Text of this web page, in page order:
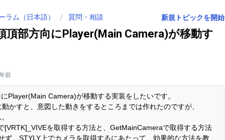
新規トピックを開始
ラム（日本語） 質問・相談
頂部方向にPlayer(Main Camera)が移動す
前
Player(Main Camera)が移動する実装をしたいです。
かすと、意図した動きをするところまでは作れたのですが、
[VRTK]_VIVEを取得する方法と、GetMainCameraで取得する方法
ず、STYLY上でカメラを取得するにあたって、効果的な方法を教